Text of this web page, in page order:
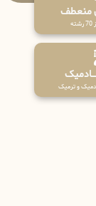
منعطف
و ترمیک